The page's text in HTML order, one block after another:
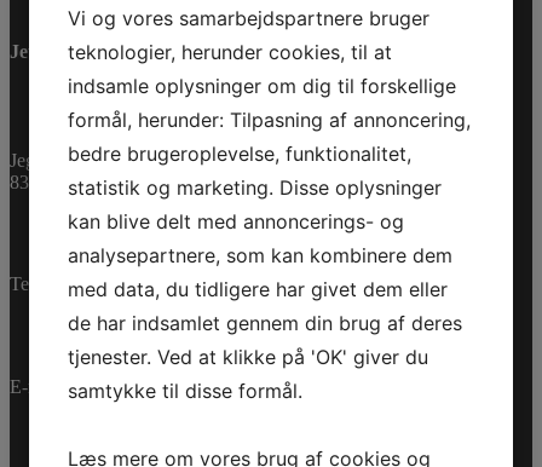
Jet-Trade Powersport
Jegstrupvej 280
8361 Hasselager
Telefon:+45 70 200 600
E-mail:info@jettrade.dk
Vi og vores samarbejdspartnere bruger
teknologier, herunder cookies, til at
indsamle oplysninger om dig til forskellige
formål, herunder: Tilpasning af annoncering,
bedre brugeroplevelse, funktionalitet,
statistik og marketing. Disse oplysninger
kan blive delt med annoncerings- og
analysepartnere, som kan kombinere dem
med data, du tidligere har givet dem eller
de har indsamlet gennem din brug af deres
tjenester. Ved at klikke på 'OK' giver du
samtykke til disse formål.
Læs mere om vores brug af cookies og